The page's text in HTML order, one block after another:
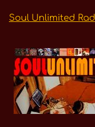
Soul Unlimited